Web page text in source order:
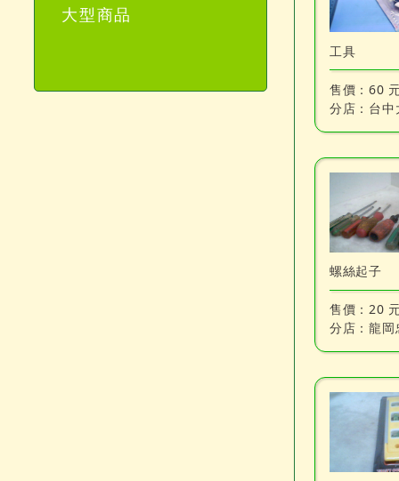
大型商品
工具
售價：60
分店： 台中
螺絲起子
售價：20
分店：龍岡